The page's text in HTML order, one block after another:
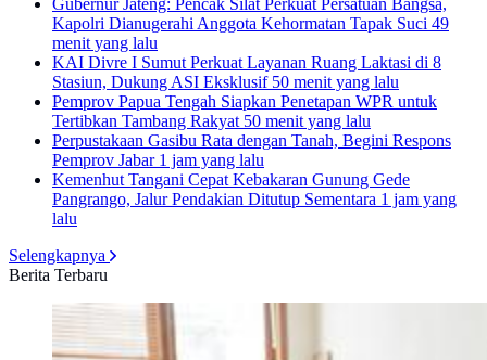
Gubernur Jateng: Pencak Silat Perkuat Persatuan Bangsa,
Kapolri Dianugerahi Anggota Kehormatan Tapak Suci 49
menit yang lalu
KAI Divre I Sumut Perkuat Layanan Ruang Laktasi di 8
Stasiun, Dukung ASI Eksklusif 50 menit yang lalu
Pemprov Papua Tengah Siapkan Penetapan WPR untuk
Tertibkan Tambang Rakyat 50 menit yang lalu
Perpustakaan Gasibu Rata dengan Tanah, Begini Respons
Pemprov Jabar 1 jam yang lalu
Kemenhut Tangani Cepat Kebakaran Gunung Gede
Pangrango, Jalur Pendakian Ditutup Sementara 1 jam yang
lalu
Selengkapnya
Berita Terbaru